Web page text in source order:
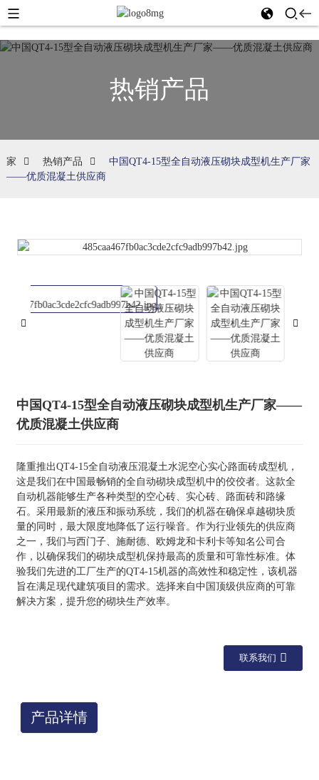
热销产品
家 热销产品
中国QT4-15型全自动液压砌块成型机生产厂家
——优质混凝土供应商
中国QT4-15型全自动液压砌块成型机生产厂家——
优质混凝土供应商
隆重推出QT4-15全自动液压混凝土水泥空心实心路面砖成型机，
这是我们在中国最畅销的全自动砌块成型机中的佼佼者。这款全
自动机器能够生产各种类型的空心砖、实心砖、路面砖和路缘
石。采用最新的液压和振动系统，我们的机器在确保卓越砌块质
量的同时，最大限度地降低了运行噪音。作为行业领先的供应商
之一，我们与西门子、施耐德、欧姆龙和卡利卡等知名公司合
作，以确保我们的砌块成型机保持最高的质量和可靠性标准。体
验我们先进的工厂生产的QT4-15机器的高效性和稳定性，该机器
旨在满足现代建筑项目的需求。选择来自中国顶级供应商的可靠
解决方案，提升您的砌块生产效率。
联系我们
产品详情